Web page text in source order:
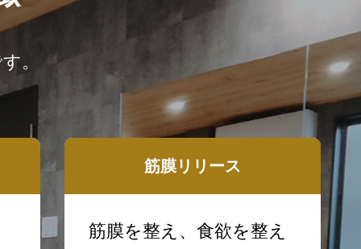
。
筋膜リリース
筋膜を整え、食欲を整え